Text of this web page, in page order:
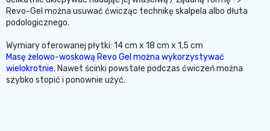
Revo-Gel można usuwać ćwicząc technikę skalpela albo dłuta
podologicznego.
Wymiary oferowanej płytki: 14 cm x 18 cm x 1,5 cm
Masę żelowo-woskową Revo Gel można wykorzystywać
wielokrotnie. Nawet ścinki powstałe podczas ćwiczeń można
szybko stopić i ponownie użyć.